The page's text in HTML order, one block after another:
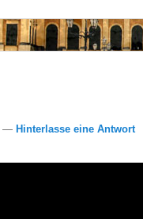
— Hinterlasse eine Antwort